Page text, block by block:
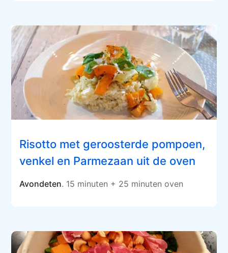
Risotto met geroosterde pompoen,
venkel en Parmezaan uit de oven
Avondeten. 15 minuten + 25 minuten oven